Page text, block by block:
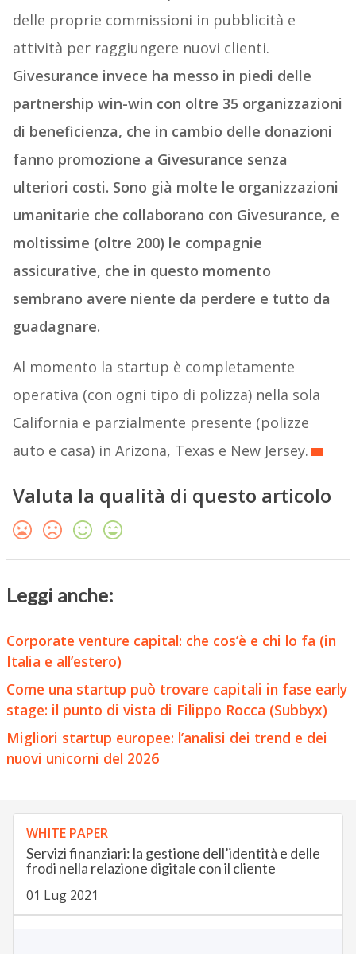
tradizionali, afferma, spendono almeno il 50%
delle proprie commissioni in pubblicità e
attività per raggiungere nuovi clienti.
Givesurance invece ha messo in piedi delle
partnership win-win con oltre 35 organizzazioni
di beneficienza, che in cambio delle donazioni
fanno promozione a Givesurance senza
ulteriori costi. Sono già molte le organizzazioni
umanitarie che collaborano con Givesurance, e
moltissime (oltre 200) le compagnie
assicurative, che in questo momento
sembrano avere niente da perdere e tutto da
guadagnare.
Al momento la startup è completamente
operativa (con ogni tipo di polizza) nella sola
California e parzialmente presente (polizze
auto e casa) in Arizona, Texas e New Jersey.
Valuta la qualità di questo articolo
Leggi anche:
Corporate venture capital: che cos’è e chi lo fa (in
Italia e all’estero)
Come una startup può trovare capitali in fase early
stage: il punto di vista di Filippo Rocca (Subbyx)
WHITE PAPER
Servizi finanziari: la gestione dell’identità e delle
frodi nella relazione digitale con il cliente